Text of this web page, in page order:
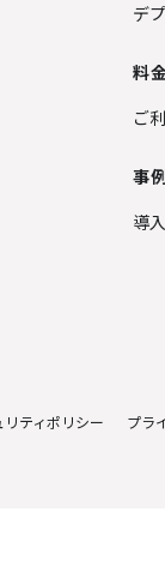
デ
料
ご
事
導
リティポリシー プラ